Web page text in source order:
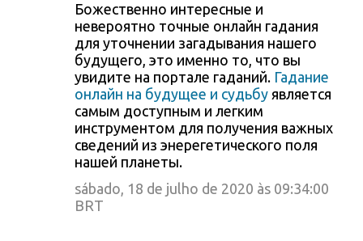
Божественно интересные и
невероятно точные онлайн гадания
для уточнении загадывания нашего
будущего, это именно то, что вы
увидите на портале гаданий. Гадание
онлайн на будущее и судьбу является
самым доступным и легким
инструментом для получения важных
сведений из энерегетического поля
нашей планеты.
sábado, 18 de julho de 2020 às 09:34:00
BRT